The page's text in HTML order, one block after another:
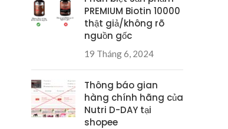
PREMIUM Biotin 10000
thật giả/không rõ
nguồn gốc
19 Tháng 6, 2024
Thông báo gian
hàng chính hãng của
Nutri D-DAY tại
shopee